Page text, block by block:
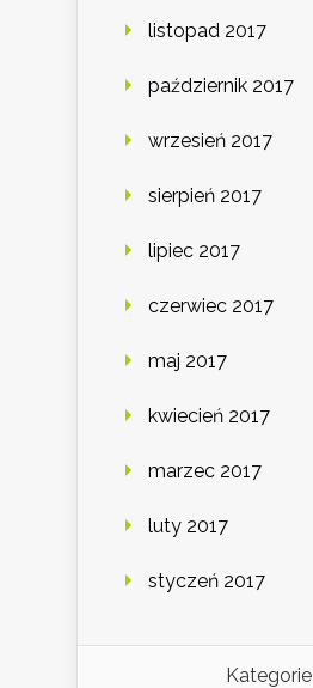
listopad 2017
październik 2017
wrzesień 2017
sierpień 2017
lipiec 2017
czerwiec 2017
maj 2017
kwiecień 2017
marzec 2017
luty 2017
styczeń 2017
Kategorie